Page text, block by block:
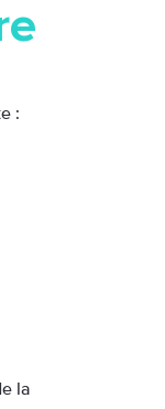
:
la